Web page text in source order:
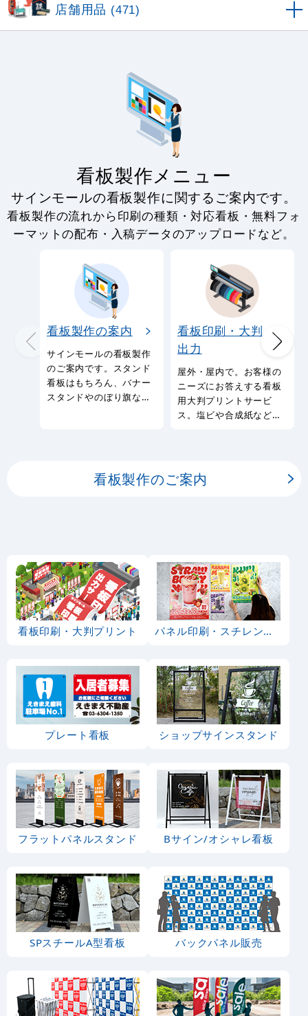
店舗用品 (471)
看板製作メニュー
サインモールの看板製作に関するご案内です。
看板製作の流れから印刷の種類・対応看板・無料フォ
ーマットの配布・入稿データのアップロードなど。
看板製作の案内
サインモールの看板製作
のご案内です。スタンド
看板はもちろん、バナー
スタンドやのぼり旗など
看板印刷・大判
出力
屋外・屋内で。お客様の
ニーズにお答えする看板
用大判プリントサービ
ス。塩ビや合成紙など看
看板製作のご案内
看板印刷・大判プリント パネル印刷・スチレンボード
プレート看板 ショップサインスタンド
フラットパネルスタンド Bサイン/オシャレ看板
SPスチールA型看板 バックパネル販売